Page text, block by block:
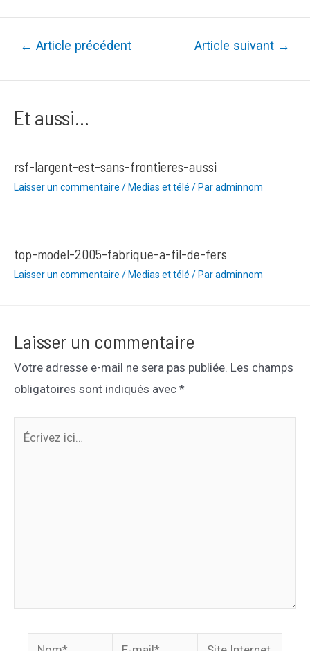
Navigation
← Article précédent Article suivant →
Et aussi...
rsf-largent-est-sans-frontieres-aussi
Laisser un commentaire / Medias et télé / Paradminnom
top-model-2005-fabrique-a-fil-de-fers
Laisser un commentaire / Medias et télé / Paradminnom
Laisser un commentaire
Votre adresse e-mail ne sera pas publiée. Les champs
obligatoires sont indiqués avec *
Nom*
Site